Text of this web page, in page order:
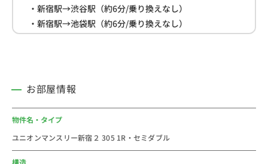
・新宿駅→渋谷駅（約6分/乗り換えなし）
・新宿駅→池袋駅（約6分/乗り換えなし）
・新宿駅→東京駅（約13分/乗り換えなし）
・セブン-イレブン(約73ｍ)
・ドン・キホーテ(約210ｍ)
＜おすすめコメント＞
お部屋情報
物件名・タイプ
ユニオンマンスリー新宿２ 305 1R・セミダブル
構造